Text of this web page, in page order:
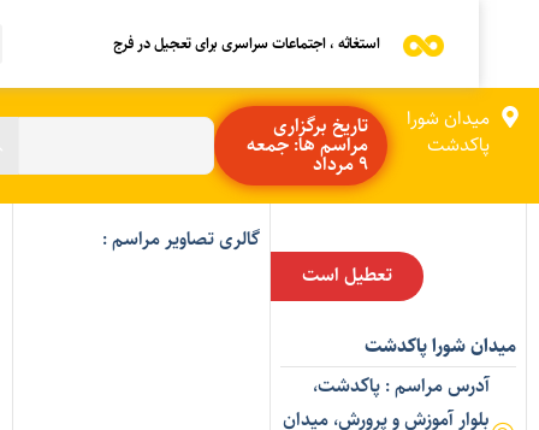
استغاثه ، اجتماعات سراسری برای تعجیل در فرج
میدان شورا
پاکدشت
تاریخ برگزاری
مراسم ها: جمعه
9 مرداد
تعطیل است
شورا پاکدشت
آدرس مراسم : پاکدشت،
بلوار آموزش و پرورش، میدان
گالری تصاویر مراسم :